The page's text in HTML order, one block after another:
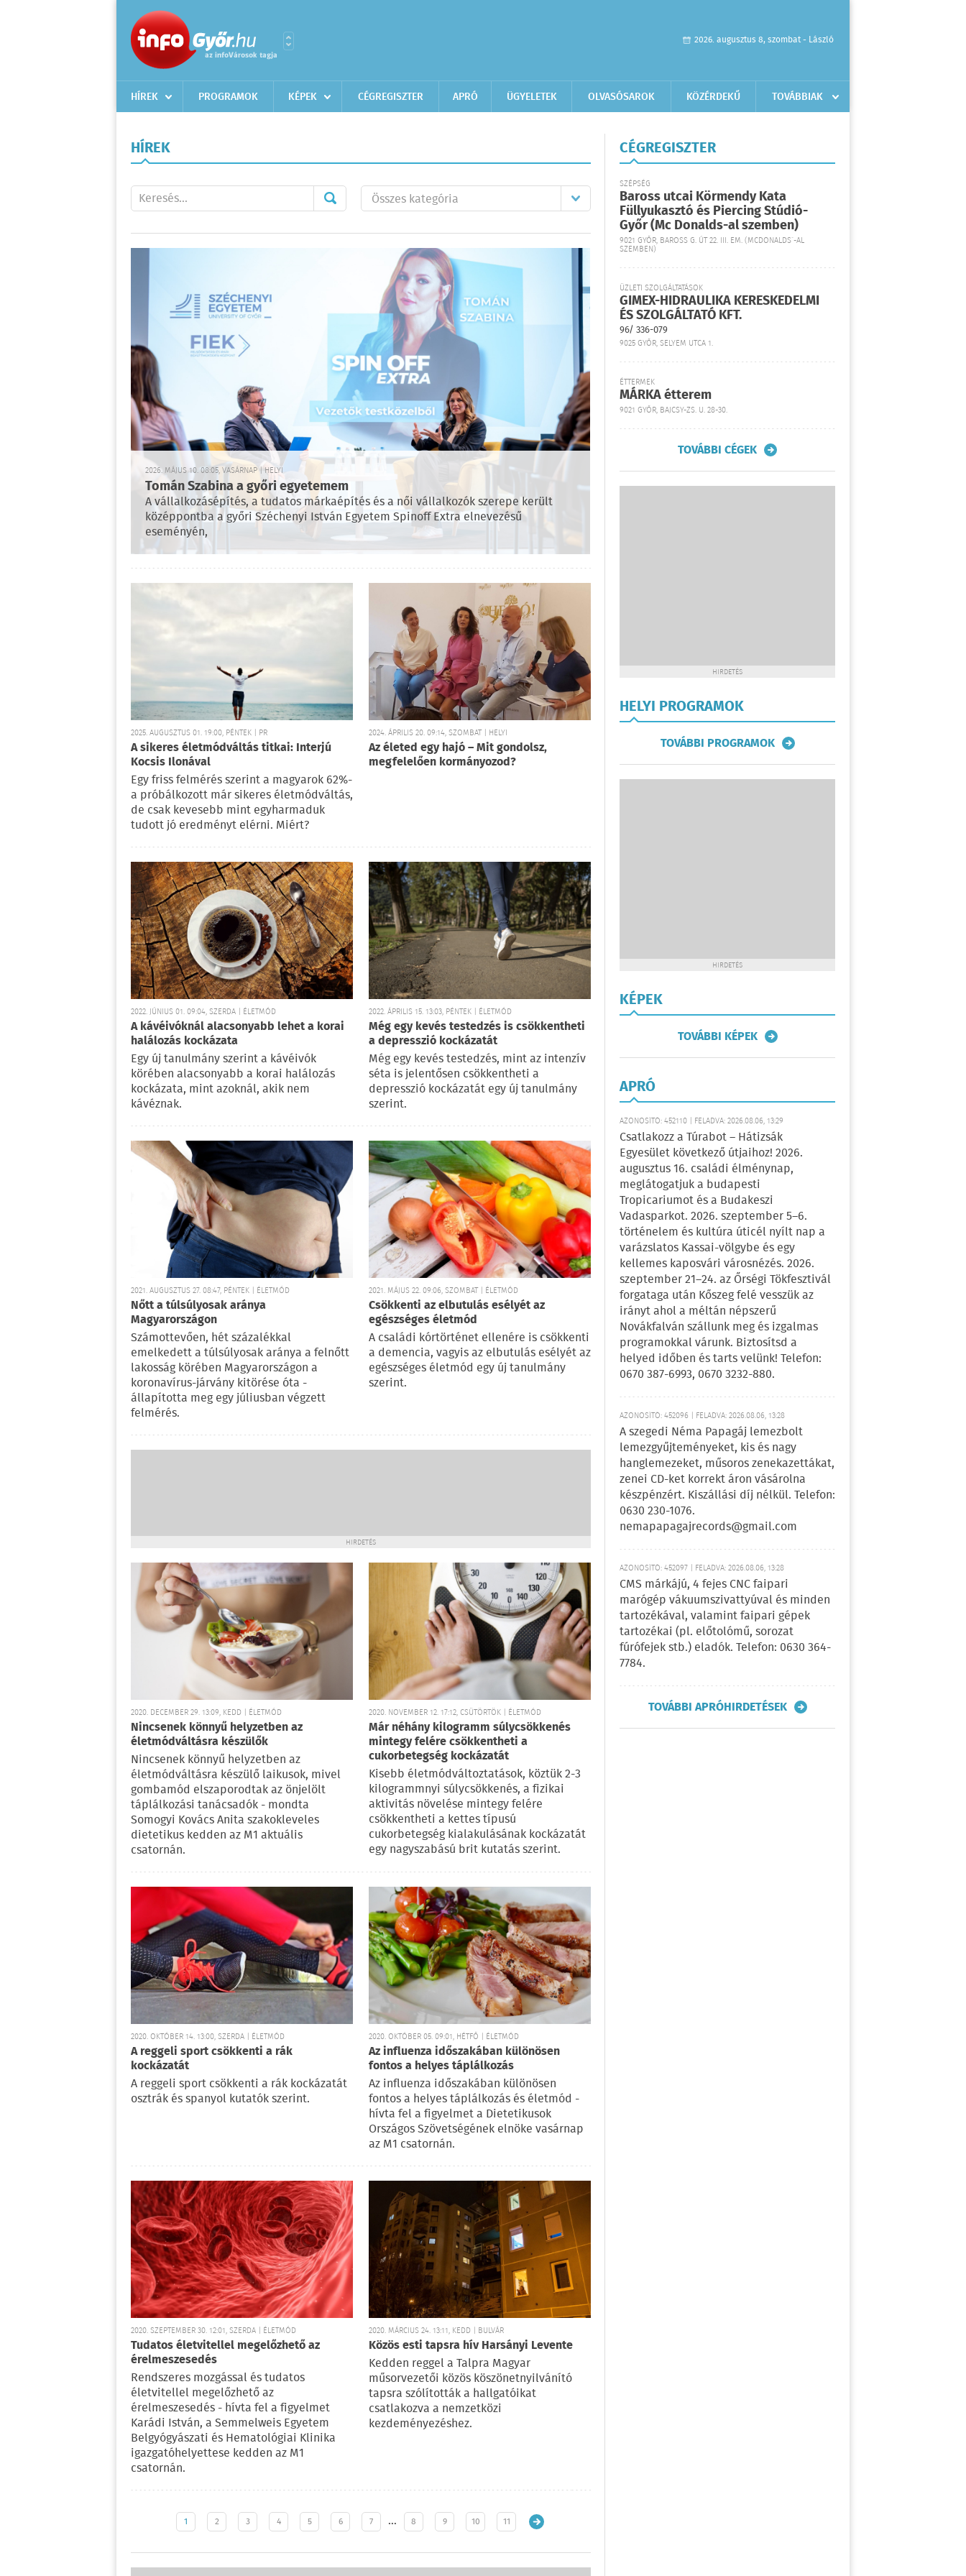
2026. augusztus 8, szombat - László
HÍREK PROGRAMOK KÉPEK CÉGREGISZTER APRÓ ÜGYELETEK OLVASÓSAROK KÖZÉRDEKŰ TOVÁBBIAK
HÍREK
2026. MÁJUS 10. 08:05, VASÁRNAP | HELYI
Tomán Szabina a győri egyetemem
A vállalkozásépítés, a tudatos márkaépítés és a női vállalkozók szerepe került
középpontba a győri Széchenyi István Egyetem Spinoff Extra elnevezésű
eseményén,
2025. AUGUSZTUS 01. 19:00, PÉNTEK | PR
A sikeres életmódváltás titkai: Interjú
Kocsis Ilonával
Egy friss felmérés szerint a magyarok 62%-
a próbálkozott már sikeres életmódváltás,
de csak kevesebb mint egyharmaduk
tudott jó eredményt elérni. Miért?
2024. ÁPRILIS 20. 09:14, SZOMBAT | HELYI
Az életed egy hajó – Mit gondolsz,
megfelelően kormányozod?
2022. JÚNIUS 01. 09:04, SZERDA | ÉLETMÓD
A kávéivóknál alacsonyabb lehet a korai
halálozás kockázata
Egy új tanulmány szerint a kávéivók
körében alacsonyabb a korai halálozás
kockázata, mint azoknál, akik nem
kávéznak.
2022. ÁPRILIS 15. 13:03, PÉNTEK | ÉLETMÓD
Még egy kevés testedzés is csökkentheti
a depresszió kockázatát
Még egy kevés testedzés, mint az intenzív
séta is jelentősen csökkentheti a
depresszió kockázatát egy új tanulmány
szerint.
2021. AUGUSZTUS 27. 08:47, PÉNTEK | ÉLETMÓD
Nőtt a túlsúlyosak aránya
Magyarországon
Számottevően, hét százalékkal
emelkedett a túlsúlyosak aránya a felnőtt
lakosság körében Magyarországon a
koronavírus-járvány kitörése óta -
állapította meg egy júliusban végzett
felmérés.
2021. MÁJUS 22. 09:06, SZOMBAT | ÉLETMÓD
Csökkenti az elbutulás esélyét az
egészséges életmód
A családi kórtörténet ellenére is csökkenti
a demencia, vagyis az elbutulás esélyét az
egészséges életmód egy új tanulmány
szerint.
HIRDETÉS
2020. DECEMBER 29. 13:09, KEDD | ÉLETMÓD
Nincsenek könnyű helyzetben az
életmódváltásra készülők
Nincsenek könnyű helyzetben az
életmódváltásra készülő laikusok, mivel
gombamód elszaporodtak az önjelölt
táplálkozási tanácsadók - mondta
Somogyi Kovács Anita szakokleveles
dietetikus kedden az M1 aktuális
csatornán.
2020. NOVEMBER 12. 17:12, CSÜTÖRTÖK | ÉLETMÓD
Már néhány kilogramm súlycsökkenés
mintegy felére csökkentheti a
cukorbetegség kockázatát
Kisebb életmódváltoztatások, köztük 2-3
kilogrammnyi súlycsökkenés, a fizikai
aktivitás növelése mintegy felére
csökkentheti a kettes típusú
cukorbetegség kialakulásának kockázatát
egy nagyszabású brit kutatás szerint.
2020. OKTÓBER 14. 13:00, SZERDA | ÉLETMÓD
A reggeli sport csökkenti a rák
kockázatát
A reggeli sport csökkenti a rák kockázatát
osztrák és spanyol kutatók szerint.
2020. OKTÓBER 05. 09:01, HÉTFŐ | ÉLETMÓD
Az influenza időszakában különösen
fontos a helyes táplálkozás
Az influenza időszakában különösen
fontos a helyes táplálkozás és életmód -
hívta fel a figyelmet a Dietetikusok
Országos Szövetségének elnöke vasárnap
az M1 csatornán.
2020. SZEPTEMBER 30. 12:01, SZERDA | ÉLETMÓD
Tudatos életvitellel megelőzhető az
érelmeszesedés
Rendszeres mozgással és tudatos
életvitellel megelőzhető az
érelmeszesedés - hívta fel a figyelmet
Karádi István, a Semmelweis Egyetem
Belgyógyászati és Hematológiai Klinika
igazgatóhelyettese kedden az M1
csatornán.
2020. MÁRCIUS 24. 13:11, KEDD | BULVÁR
Közös esti tapsra hív Harsányi Levente
Kedden reggel a Talpra Magyar
műsorvezetői közös köszönetnyilvánító
tapsra szólították a hallgatóikat
csatlakozva a nemzetközi
kezdeményezéshez.
1 2 3 4 5 6 7 … 8 9 10 11
CÉGREGISZTER
SZÉPSÉG
Baross utcai Körmendy Kata
Füllyukasztó és Piercing Stúdió-
Győr (Mc Donalds-al szemben)
9021 GYŐR, BAROSS G. ÚT 22. III. EM. (MCDONALDS´-AL
SZEMBEN)
ÜZLETI SZOLGÁLTATÁSOK
GIMEX-HIDRAULIKA KERESKEDELMI
ÉS SZOLGÁLTATÓ KFT.
96/ 336-079
9025 GYŐR, SELYEM UTCA 1.
ÉTTERMEK
MÁRKA étterem
9021 GYŐR, BAJCSY-ZS. U. 28-30.
TOVÁBBI CÉGEK
HIRDETÉS
HELYI PROGRAMOK
TOVÁBBI PROGRAMOK
HIRDETÉS
KÉPEK
TOVÁBBI KÉPEK
APRÓ
AZONOSÍTÓ: 452110 | FELADVA: 2026.08.06, 13:29
Csatlakozz a Túrabot – Hátizsák
Egyesület következő útjaihoz! 2026.
augusztus 16. családi élménynap,
meglátogatjuk a budapesti
Tropicariumot és a Budakeszi
Vadasparkot. 2026. szeptember 5–6.
történelem és kultúra úticél nyílt nap a
varázslatos Kassai-völgybe és egy
kellemes kaposvári városnézés. 2026.
szeptember 21–24. az Őrségi Tökfesztivál
forgataga után Kőszeg felé vesszük az
irányt ahol a méltán népszerű
Novákfalván szállunk meg és izgalmas
programokkal várunk. Biztosítsd a
helyed időben és tarts velünk! Telefon:
0670 387-6993, 0670 3232-880.
AZONOSÍTÓ: 452096 | FELADVA: 2026.08.06, 13:28
A szegedi Néma Papagáj lemezbolt
lemezgyűjteményeket, kis és nagy
hanglemezeket, műsoros zenekazettákat,
zenei CD-ket korrekt áron vásárolna
készpénzért. Kiszállási díj nélkül. Telefon:
0630 230-1076.
nemapapagajrecords@gmail.com
AZONOSÍTÓ: 452097 | FELADVA: 2026.08.06, 13:28
CMS márkájú, 4 fejes CNC faipari
marógép vákuumszivattyúval és minden
tartozékával, valamint faipari gépek
tartozékai (pl. előtolómű, sorozat
fúrófejek stb.) eladók. Telefon: 0630 364-
7784.
TOVÁBBI APRÓHIRDETÉSEK